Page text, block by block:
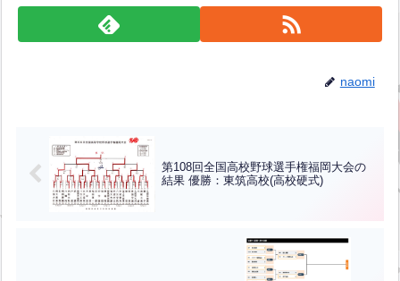
naomi
第108回全国高校野球選手権福岡大会の
結果 優勝：東筑高校(高校硬式)